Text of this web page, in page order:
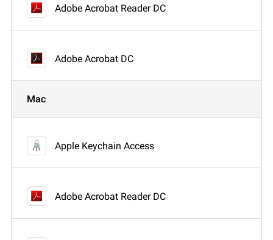
Adobe Acrobat Reader DC
Adobe Acrobat DC
Mac
Apple Keychain Access
Adobe Acrobat Reader DC